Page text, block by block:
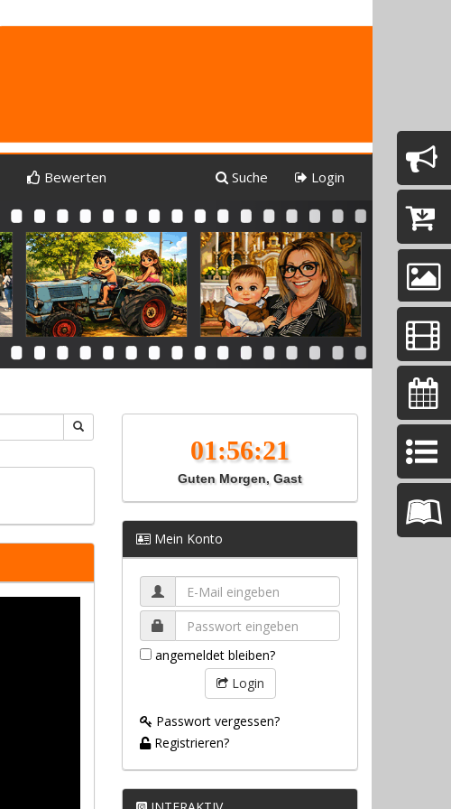
Bewerten Suche Login
Next
Guten Morgen, Gast
Mein Konto
angemeldet bleiben?
Login
Passwort vergessen?
Registrieren?